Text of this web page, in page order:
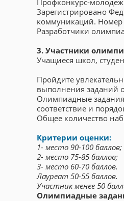
Зарегистрировано
коммуникаций. Номер
Разработчики
3. Участники
Учащиеся школ,
Пройдите
выполнения заданий
Олимпиадные задания
соответствие и
Общее количество
Критерии оценки:
1- место 90-100 баллов;
2- место 75-85 баллов;
3- место 60-70 баллов.
Лауреат 50-55 баллов.
Участник менее 50
Олимпиадные